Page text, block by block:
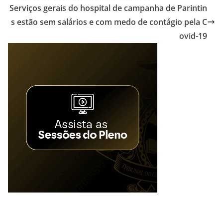
Serviços gerais do hospital de campanha de Parintin
s estão sem salários e com medo de contágio pela C
ovid-19